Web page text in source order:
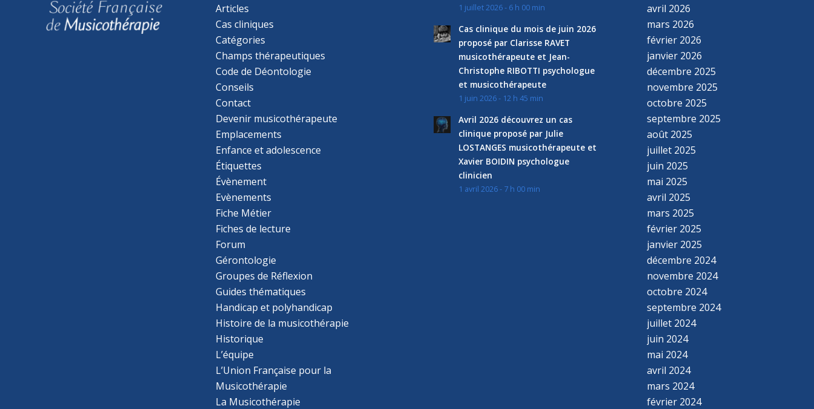
Articles
Cas cliniques
Catégories
Champs thérapeutiques
Code de Déontologie
Conseils
Contact
Devenir musicothérapeute
Emplacements
Enfance et adolescence
Étiquettes
Évènement
Evènements
Fiche Métier
Fiches de lecture
Forum
Gérontologie
Groupes de Réflexion
Guides thématiques
Handicap et polyhandicap
Histoire de la musicothérapie
Historique
L’équipe
L’Union Française pour la
Musicothérapie
La Musicothérapie
1 juillet 2026 - 6 h 00 min
Cas clinique du mois de juin 2026
proposé par Clarisse RAVET
musicothérapeute et Jean-
Christophe RIBOTTI psychologue
et musicothérapeute
1 juin 2026 - 12 h 45 min
Avril 2026 découvrez un cas
clinique proposé par Julie
LOSTANGES musicothérapeute et
Xavier BOIDIN psychologue
clinicien
1 avril 2026 - 7 h 00 min
avril 2026
mars 2026
février 2026
janvier 2026
décembre 2025
novembre 2025
octobre 2025
septembre 2025
août 2025
juillet 2025
juin 2025
mai 2025
avril 2025
mars 2025
février 2025
janvier 2025
décembre 2024
novembre 2024
octobre 2024
septembre 2024
juillet 2024
juin 2024
mai 2024
avril 2024
mars 2024
février 2024